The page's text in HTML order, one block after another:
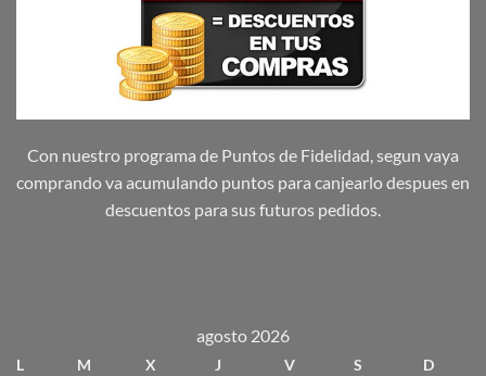
Con nuestro programa de Puntos de Fidelidad, segun vaya
comprando va acumulando puntos para canjearlo despues en
descuentos para sus futuros pedidos.
agosto 2026
L M X J V S
D